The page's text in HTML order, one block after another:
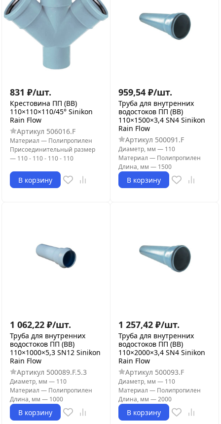
831 ₽/шт.
Крестовина ПП (ВВ)
110×110×110/45° Sinikon
Rain Flow
Артикул 506016.F
Материал — Полипропилен
Присоединительный размер
— 110 - 110 - 110 - 110
В корзину
959,54 ₽/шт.
Труба для внутренних
водостоков ПП (ВВ)
110×1500×3,4 SN4 Sinikon
Rain Flow
Артикул 500091.F
Диаметр, мм — 110
Материал — Полипропилен
Длина, мм — 1500
В корзину
1 062,22 ₽/шт.
Труба для внутренних
водостоков ПП (ВВ)
110×1000×5,3 SN12 Sinikon
Rain Flow
Артикул 500089.F.5.3
Диаметр, мм — 110
Материал — Полипропилен
Длина, мм — 1000
В корзину
1 257,42 ₽/шт.
Труба для внутренних
водостоков ПП (ВВ)
110×2000×3,4 SN4 Sinikon
Rain Flow
Артикул 500093.F
Диаметр, мм — 110
Материал — Полипропилен
Длина, мм —2000
В корзину